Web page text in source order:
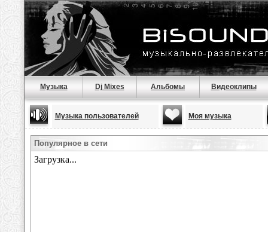
Музыка Dj Mixes Альбомы Видеоклипы
Музыка пользователей Моя музыка
Популярное в сети